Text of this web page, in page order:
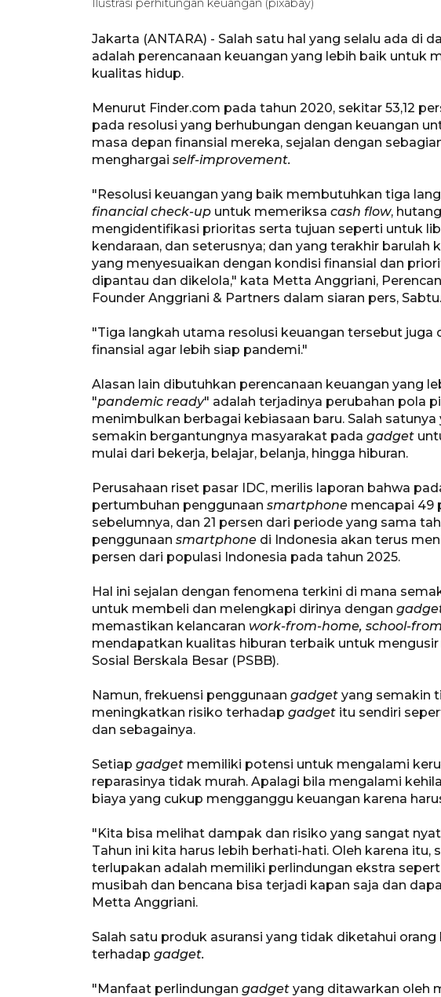
Ilustrasi perhitungan keuangan (pixabay)
Jakarta (ANTARA) - Salah satu hal yang selalu ada di
adalah perencanaan keuangan yang lebih baik untuk
kualitas hidup.
Menurut Finder.com pada tahun 2020, sekitar 53,12
pada resolusi yang berhubungan dengan keuangan
masa depan finansial mereka, sejalan dengan
menghargai self-improvement.
"Resolusi keuangan yang baik membutuhkan tiga
financial check-up untuk memeriksa cash flow,
mengidentifikasi prioritas serta tujuan seperti untuk
kendaraan, dan seterusnya; dan yang terakhir
yang menyesuaikan dengan kondisi finansial dan
dipantau dan dikelola," kata Metta Anggriani,
Founder Anggriani & Partners dalam siaran pers, Sabtu.
"Tiga langkah utama resolusi keuangan tersebut
finansial agar lebih siap pandemi."
Alasan lain dibutuhkan perencanaan keuangan yang
"pandemic ready" adalah terjadinya perubahan pola
menimbulkan berbagai kebiasaan baru. Salah
semakin bergantungnya masyarakat pada gadget
mulai dari bekerja, belajar, belanja, hingga hiburan.
Perusahaan riset pasar IDC, merilis laporan bahwa
pertumbuhan penggunaan smartphone mencapai 49
sebelumnya, dan 21 persen dari periode yang sama
penggunaan smartphone di Indonesia akan terus
persen dari populasi Indonesia pada tahun 2025.
Hal ini sejalan dengan fenomena terkini di mana
untuk membeli dan melengkapi dirinya dengan
memastikan kelancaran work-from-home, school-
mendapatkan kualitas hiburan terbaik untuk
Sosial Berskala Besar (PSBB).
Namun, frekuensi penggunaan gadget yang semakin
meningkatkan risiko terhadap gadget itu sendiri
dan sebagainya.
Setiap gadget memiliki potensi untuk mengalami
reparasinya tidak murah. Apalagi bila mengalami
biaya yang cukup mengganggu keuangan karena
"Kita bisa melihat dampak dan risiko yang sangat
Tahun ini kita harus lebih berhati-hati. Oleh karena itu,
terlupakan adalah memiliki perlindungan ekstra
musibah dan bencana bisa terjadi kapan saja dan
Metta Anggriani.
Salah satu produk asuransi yang tidak diketahui
terhadap gadget.
"Manfaat perlindungan gadget yang ditawarkan oleh